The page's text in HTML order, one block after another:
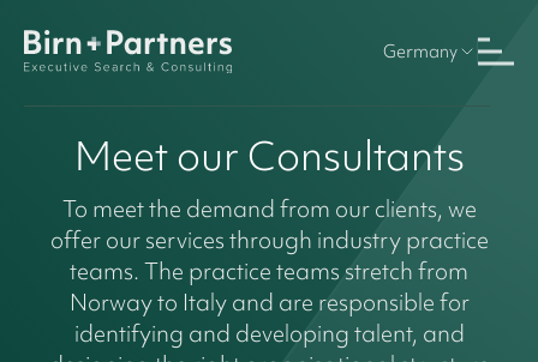
Germany
Meet our Consultants
To meet the demand from our clients, we
offer our services through industry practice
teams. The practice teams stretch from
Norway to Italy and are responsible for
identifying and developing talent, and